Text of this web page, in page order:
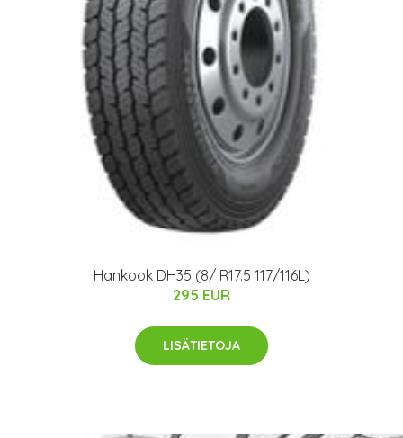
Hankook DH35 (8/ R17.5 117/116L)
295 EUR
LISÄTIETOJA